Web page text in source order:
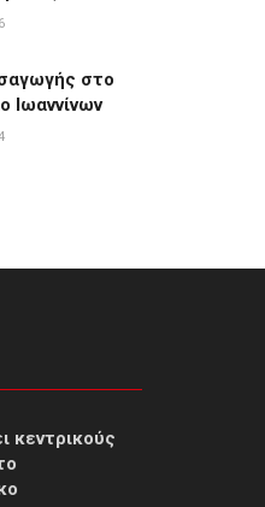
στο
Ιωαννίνων
κεντρικούς